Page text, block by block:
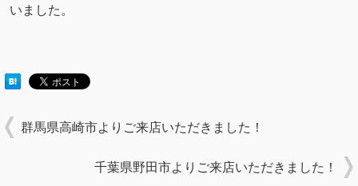
いました。
群馬県高崎市よりご来店いただきました！
千葉県野田市よりご来店いただきました！